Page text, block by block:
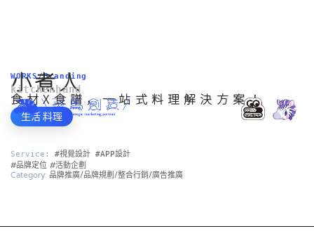
WORKS/Branding
小煮人
kitchenhand
食材x食譜，一站式料理解決方案！
生活·料理
Service: #視覺設計 #APP設計
#品牌定位 #活動企劃
Category: 品牌推廣/品牌規劃/整合行銷/廣告推廣